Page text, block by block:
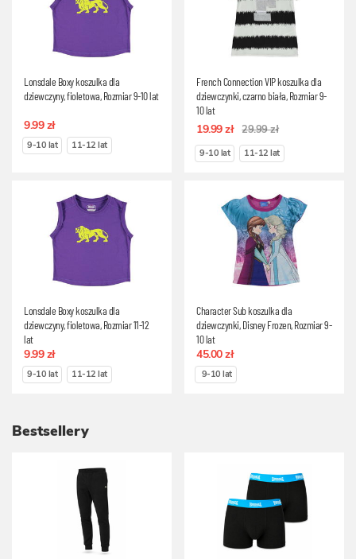
Lonsdale Boxy koszulka dla
dziewczyny, fioletowa, Rozmiar 9-10 lat
9.99 zł
9-10 lat 11-12 lat
French Connection VIP koszulka dla
dziewczynki, czarno biała, Rozmiar 9-
10 lat
19.99 zł 29.99 zł
9-10 lat 11-12 lat
Lonsdale Boxy koszulka dla
dziewczyny, fioletowa, Rozmiar 11-12
lat
9.99 zł
9-10 lat 11-12 lat
Character Sub koszulka dla
dziewczynki, Disney Frozen, Rozmiar 9-
10 lat
45.00 zł
9-10 lat
Bestsellery